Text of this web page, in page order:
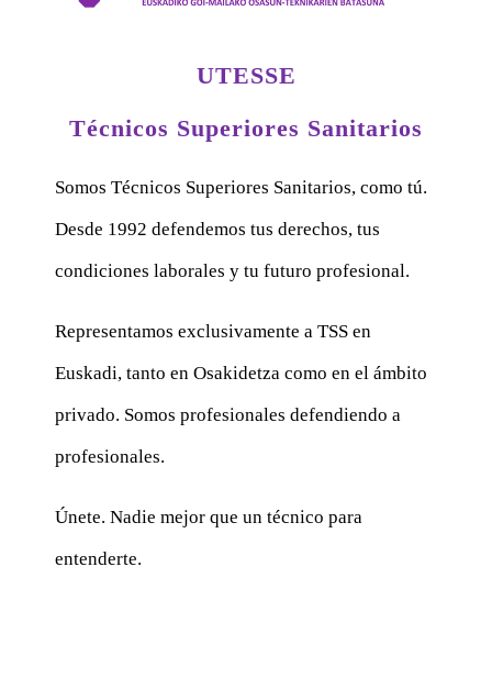
UTESSE
Técnicos Superiores Sanitarios
Somos Técnicos Superiores Sanitarios, como tú.
Desde 1992 defendemos tus derechos, tus
condiciones laborales y tu futuro profesional.
Representamos exclusivamente a TSS en
Euskadi, tanto en Osakidetza como en el ámbito
privado. Somos profesionales defendiendo a
profesionales.
Únete. Nadie mejor que un técnico para
entenderte.